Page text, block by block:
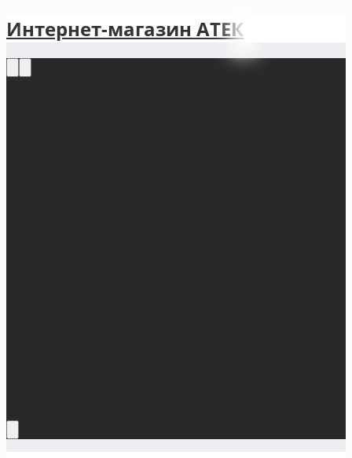
Интернет-магазин АТЕКㅤ